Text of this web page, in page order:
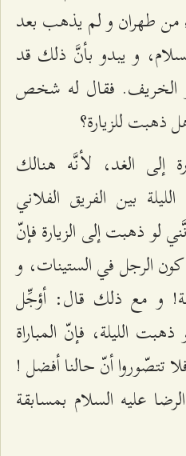
طهران و لم يذهب بعد
و يبدو بأنَّ ذلك قد
الخريف. فقال له شخص
للزيارة؟
إلى الغد، لأنَّه هنالك
بين الفريق الفلاني
لو ذهبت إلى الزيارة فإنّ
الرجل في الستينات، و
و مع ذلك قال: أؤجِّل
ذهبت الليلة، فإنّ المباراة
تتصّوروا أنّ حالنا أفضل !
عليه السلام بمسابقة